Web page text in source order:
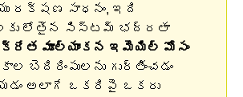
రక్షణ సాధనం, ఇది
లోతైన సిస్టమ్ భద్రతా
మూల్యాంకన ఇమెయిల్ మోసం
బెదిరింపులను గుర్తించడం
అలాగే ఒకరిపై ఒకరు